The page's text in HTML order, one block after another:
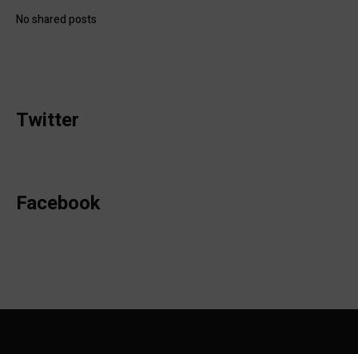
No shared posts
Twitter
Facebook